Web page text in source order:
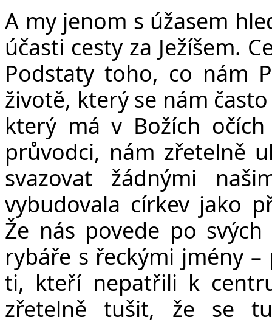
A my jenom s úžasem
účasti cesty za Ježíšem.
Podstaty toho, co nám
životě, který se nám
který má v Božích
průvodci, nám zřetelně
svazovat žádnými
vybudovala církev jako
Že nás povede po
rybáře s řeckými jmény
ti, kteří nepatřili k
zřetelně tušit, že se